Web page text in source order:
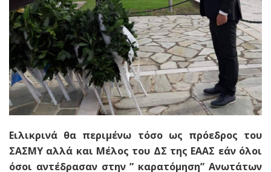
Ειλικρινά θα περιμένω τόσο ως πρόεδρος του
ΣΑΣΜΥ αλλά και Μέλος του ΔΣ της ΕΑΑΣ εάν όλοι
όσοι αντέδρασαν στην ” καρατόμηση” Ανωτάτων